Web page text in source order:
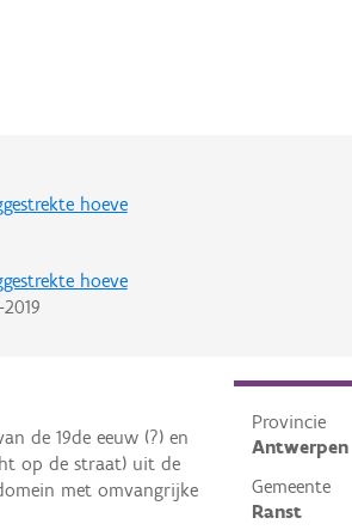
hoeve
hoeve
Provincie
Antwerpen
Gemeente
Ranst
de 19de eeuw (?) en
op de straat) uit de
met omvangrijke